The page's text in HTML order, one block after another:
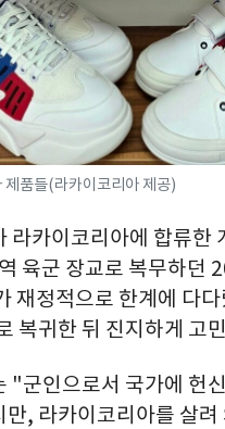
제품들(라카이코리아 제공)
라카이코리아에 합류한
육군 장교로 복무하던
재정적으로 한계에 다
복귀한 뒤 진지하게 고
"군인으로서 국가에 헌
만, 라카이코리아를 살려